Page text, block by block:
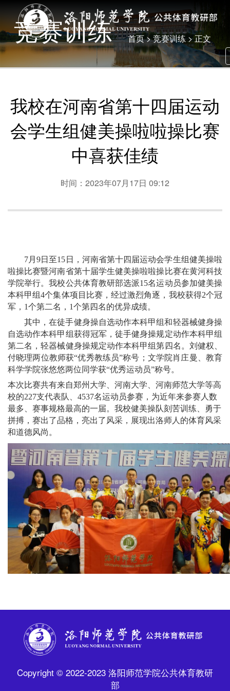
竞赛训练 首页>竞赛训练> 正文
我校在河南省第十四届运动
会学生组健美操啦啦操比赛
中喜获佳绩
时间：2023年07月17日 09:12
7月9日至15日，河南省第十四届运动会学生组健美操啦
啦操比赛暨河南省第十届学生健美操啦啦操比赛在黄河科技
学院举行。我校公共体育教研部选派15名运动员参加健美操
本科甲组4个集体项目比赛，经过激烈角逐，我校获得2个冠
军，1个第二名，1个第四名的优异成绩。
其中，在徒手健身操自选动作本科甲组和轻器械健身操
自选动作本科甲组获得冠军，徒手健身操规定动作本科甲组
第二名，轻器械健身操规定动作本科甲组第四名。刘健权、
付晓理两位教师获“优秀教练员”称号；文学院肖庄曼、教育
科学学院张悠悠两位同学获“优秀运动员”称号。
本次比赛共有来自郑州大学、河南大学、河南师范大学等高
校的227支代表队、4537名运动员参赛，为近年来参赛人数
最多、赛事规格最高的一届。我校健美操队刻苦训练、勇于
拼搏，赛出了品格，亮出了风采，展现出洛师人的体育风采
和道德风尚。
Copyright © 2022-2023 洛阳师范学院公共体育教研
部